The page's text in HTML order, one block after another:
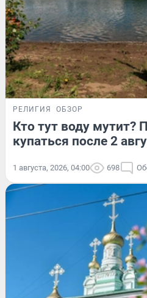
РЕЛИГИЯ ОБЗОР
Кто тут воду мутит?
купаться после 2
1 августа, 2026, 04:00 698